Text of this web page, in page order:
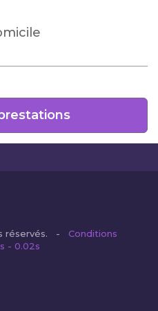
réservés. -Conditions
- 0.02s